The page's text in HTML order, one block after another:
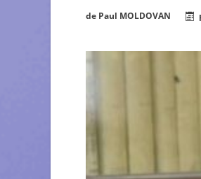
de Paul MOLDOVAN